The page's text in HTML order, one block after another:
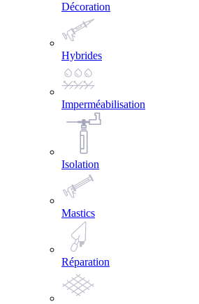
Décoration
Hybrides
Imperméabilisation
Isolation
Mastics
Réparation